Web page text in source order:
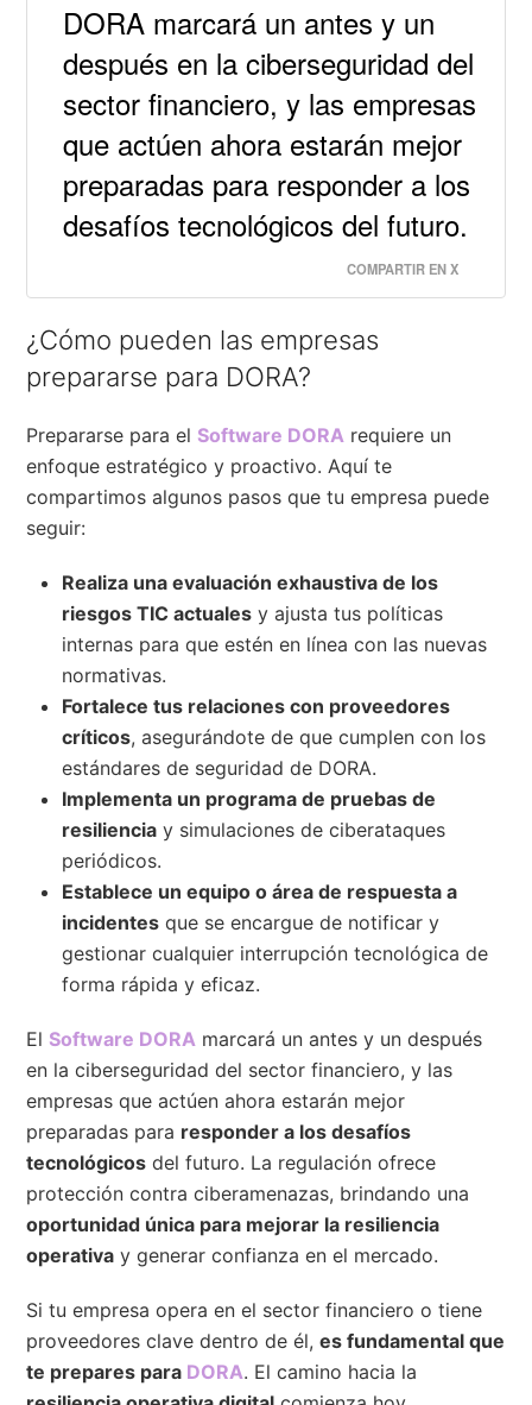
DORA marcará un antes y un
después en la ciberseguridad del
sector financiero, y las empresas
que actúen ahora estarán mejor
preparadas para responder a los
desafíos tecnológicos del futuro.
COMPARTIR EN X
¿Cómo pueden las empresas
prepararse para DORA?
Prepararse para el Software DORA requiere un
enfoque estratégico y proactivo. Aquí te
compartimos algunos pasos que tu empresa puede
seguir:
Realiza una evaluación exhaustiva de los
riesgos TIC actuales y ajusta tus políticas
internas para que estén en línea con las nuevas
normativas.
Fortalece tus relaciones con proveedores
críticos, asegurándote de que cumplen con los
estándares de seguridad de DORA.
Implementa un programa de pruebas de
resiliencia y simulaciones de ciberataques
periódicos.
Establece un equipo o área de respuesta a
incidentes que se encargue de notificar y
gestionar cualquier interrupción tecnológica de
forma rápida y eficaz.
El Software DORA marcará un antes y un después
en la ciberseguridad del sector financiero, y las
empresas que actúen ahora estarán mejor
preparadas para responder a los desafíos
tecnológicos del futuro. La regulación ofrece
protección contra ciberamenazas, brindando una
oportunidad única para mejorar la resiliencia
operativa y generar confianza en el mercado.
Si tu empresa opera en el sector financiero o tiene
proveedores clave dentro de él,es fundamental que
te prepares para DORA. El camino hacia la